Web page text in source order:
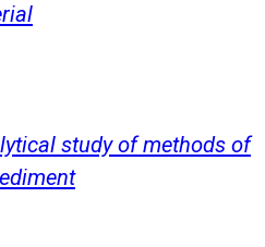
study of methods of